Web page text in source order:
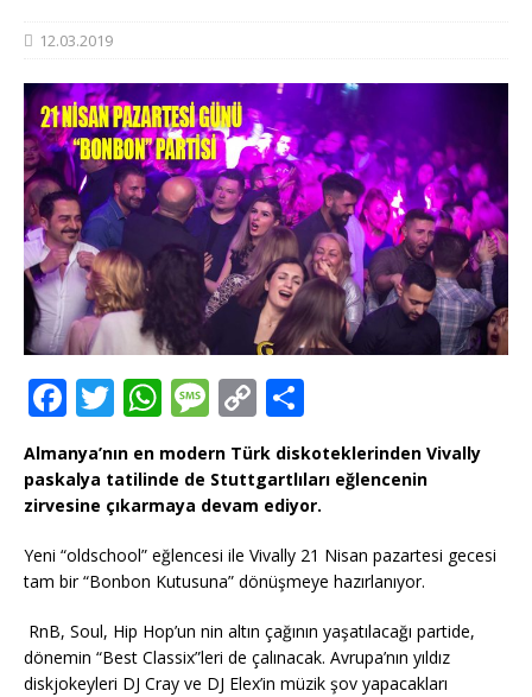
12.03.2019
F
c
e
b
o
o
k
T
it
te
r
W
at
s
A
p
p
M
ss
a
g
e
C
o
p
y
Li
n
k
ei
le
n
Almanya’nın en modern Türk diskoteklerinden Vivally
paskalya tatilinde de Stuttgartlıları eğlencenin
zirvesine çıkarmaya devam ediyor.
Yeni “oldschool” eğlencesi ile Vivally 21 Nisan pazartesi gecesi
tam bir “Bonbon Kutusuna” dönüşmeye hazırlanıyor.
RnB, Soul, Hip Hop’un nin altın çağının yaşatılacağı partide,
dönemin “Best Classix”leri de çalınacak. Avrupa’nın yıldız
diskjokeyleri DJ Cray ve DJ Elex’in müzik şov yapacakları